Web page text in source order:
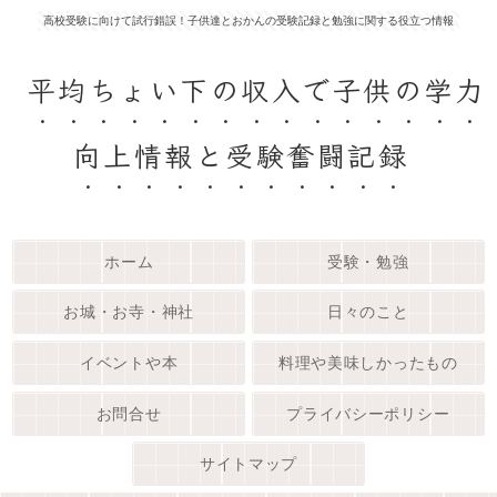
高校受験に向けて試行錯誤！子供達とおかんの受験記録と勉強に関する役立つ情報
平均ちょい下の収入で子供の学力
向上情報と受験奮闘記録
ホーム 受験・勉強
お城・お寺・神社 日々のこと
イベントや本 料理や美味しかったもの
お問合せ プライバシーポリシー
サイトマップ